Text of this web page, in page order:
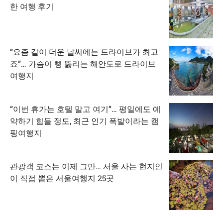
한 여행 후기
“요즘 같이 더운 날씨에는 드라이브가 최고
죠”… 가슴이 뻥 뚫리는 해안도로 드라이브
여행지
“이번 휴가는 호텔 말고 여기”… 평일에도 예
약하기 힘들 정도, 최근 인기 폭발이라는 캠
핑여행지
관광객 코스는 이제 그만… 서울 사는 현지인
이 직접 뽑은 서울여행지 25곳